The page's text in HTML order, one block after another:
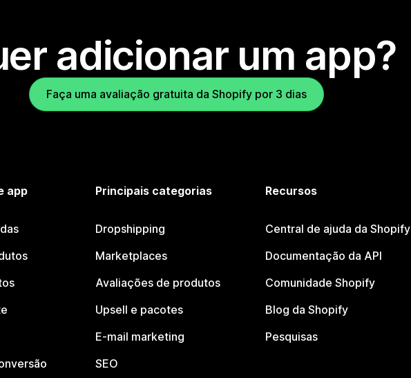
adicionar um app?
Faça uma avaliação gratuita da Shopify por 3 dias
app Principais categorias
Dropshipping
Marketplaces
Avaliações de produtos
Upsell e pacotes
E-mail marketing
SEO
Recursos
Central de ajuda da Shopify
Documentação da API
Comunidade Shopify
Blog da Shopify
Pesquisas